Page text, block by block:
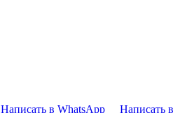
Написать в WhatsApp Написать